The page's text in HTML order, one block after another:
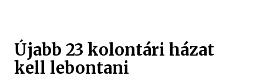
Újabb 23 kolontári házat
kell lebontani